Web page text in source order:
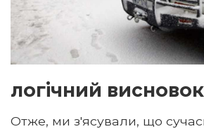
логічний висновок
Отже, ми з'ясували, що